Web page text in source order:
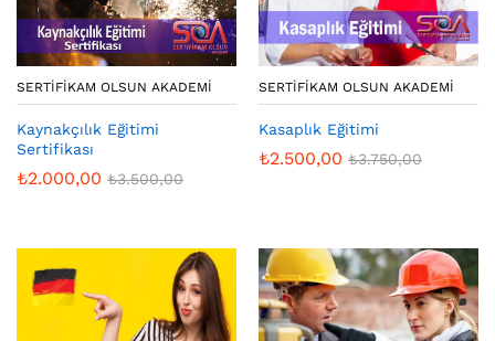
SERTIFIKAM OLSUN AKADEMI
Kaynakçılık Eğitimi
Sertifikası
₺2.000,00 ₺3.500,00
SERTIFIKAM OLSUN AKADEMI
Kasaplık Eğitimi
₺2.500,00 ₺3.750,00